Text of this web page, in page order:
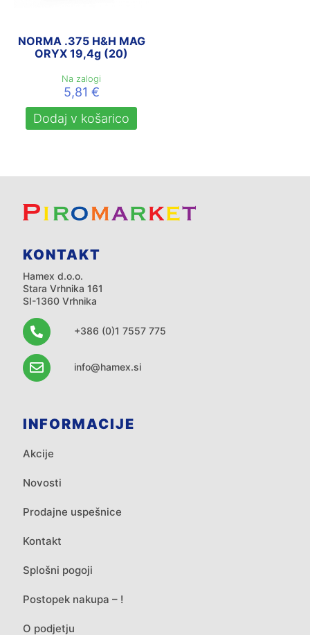
NORMA .375 H&H MAG
ORYX 19,4g (20)
Na zalogi
5,81 €
Dodaj v košarico
KONTAKT
Hamex d.o.o.
Stara Vrhnika 161
SI-1360 Vrhnika
+386 (0)1 7557 775
info@hamex.si
INFORMACIJE
Akcije
Novosti
Prodajne uspešnice
Kontakt
Splošni pogoji
Postopek nakupa – !
O podjetju